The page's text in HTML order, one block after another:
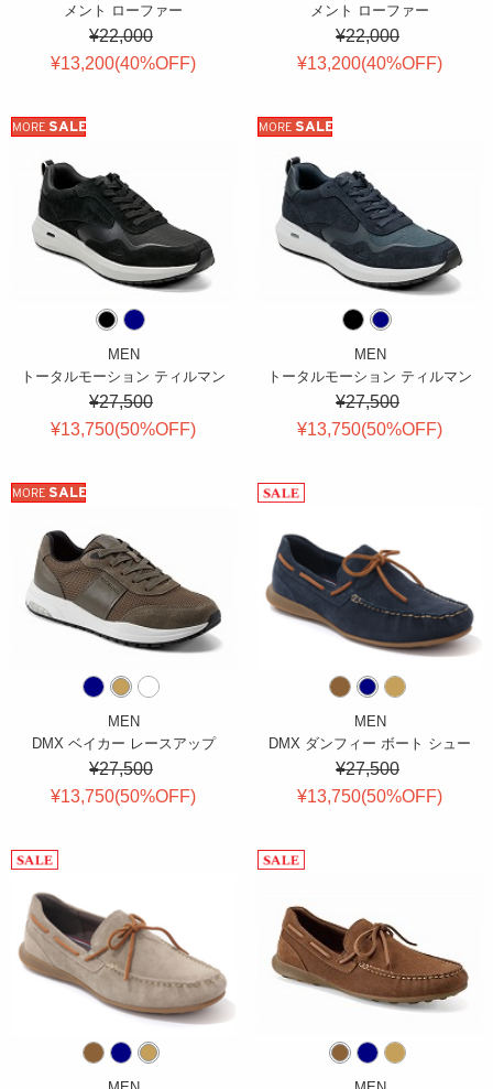
メント ローファー
¥22,000
¥13,200(40%OFF)
メント ローファー
¥22,000
¥13,200(40%OFF)
MORE SALE
MEN
トータルモーション ティルマン
¥27,500
¥13,750(50%OFF)
MORE SALE
MEN
トータルモーション ティルマン
¥27,500
¥13,750(50%OFF)
MORE SALE
MEN
DMX ベイカー レースアップ
¥27,500
¥13,750(50%OFF)
MEN
DMX ダンフィー ボート シュー
¥27,500
¥13,750(50%OFF)